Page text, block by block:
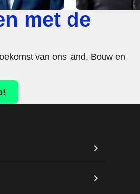
met de
van ons land. Bouw en